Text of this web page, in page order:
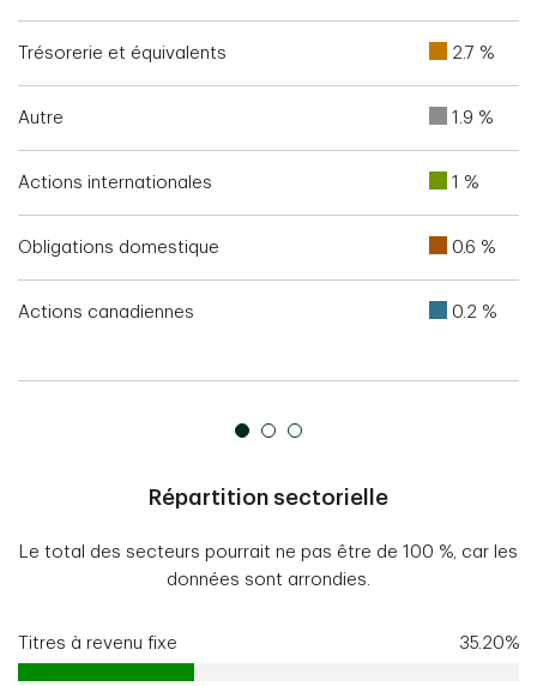
Trésorerie et équivalents 2.7 %
Autre 1.9 %
Actions internationales 1 %
Obligations domestique 0.6 %
Actions canadiennes 0.2 %
Répartition sectorielle
Le total des secteurs pourrait ne pas être de 100 %, car les
données sont arrondies.
Titres à revenu fixe 35.20%